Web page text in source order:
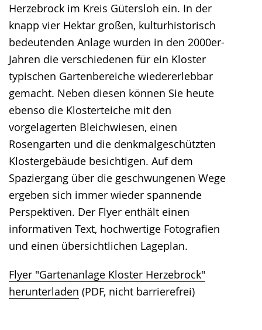
Herzebrock im Kreis Gütersloh ein. In der
knapp vier Hektar großen, kulturhistorisch
bedeutenden Anlage wurden in den 2000er-
Jahren die verschiedenen für ein Kloster
typischen Gartenbereiche wiedererlebbar
gemacht. Neben diesen können Sie heute
ebenso die Klosterteiche mit den
vorgelagerten Bleichwiesen, einen
Rosengarten und die denkmalgeschützten
Klostergebäude besichtigen. Auf dem
Spaziergang über die geschwungenen Wege
ergeben sich immer wieder spannende
Perspektiven. Der Flyer enthält einen
informativen Text, hochwertige Fotografien
und einen übersichtlichen Lageplan.
Flyer "Gartenanlage Kloster Herzebrock"
herunterladen (PDF, nicht barrierefrei)